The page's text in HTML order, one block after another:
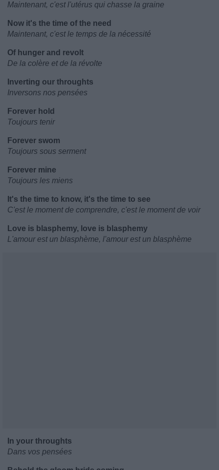
Maintenant, c'est l'utérus qui chasse la graine
Now it's the time of the need
Maintenant, c'est le temps de la nécessité
Of hunger and revolt
De la colère et de la révolte
Inverting our throughts
Inversons nos pensées
Forever hold
Toujours tenir
Forever swom
Toujours sous serment
Forever mine
Toujours les miens
It's the time to know, it's the time to see
C'est le moment de comprendre, c'est le moment de voir
Love is blasphemy, love is blasphemy
L'amour est un blasphème, l'amour est un blasphème
In your throughts
Dans vos pensées